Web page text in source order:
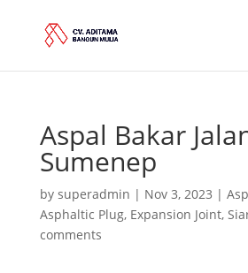
Aspal Bakar
Sumenep
by superadmin | Nov 3, 2023 |
Asphaltic Plug, Expansion Joint,
comments